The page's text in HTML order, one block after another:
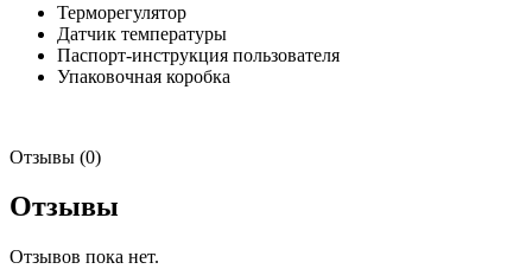
Терморегулятор
Датчик температуры
Паспорт-инструкция пользователя
Упаковочная коробка
Отзывы (0)
Отзывы
Отзывов пока нет.